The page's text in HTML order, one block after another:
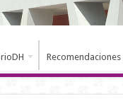
Recomendaciones